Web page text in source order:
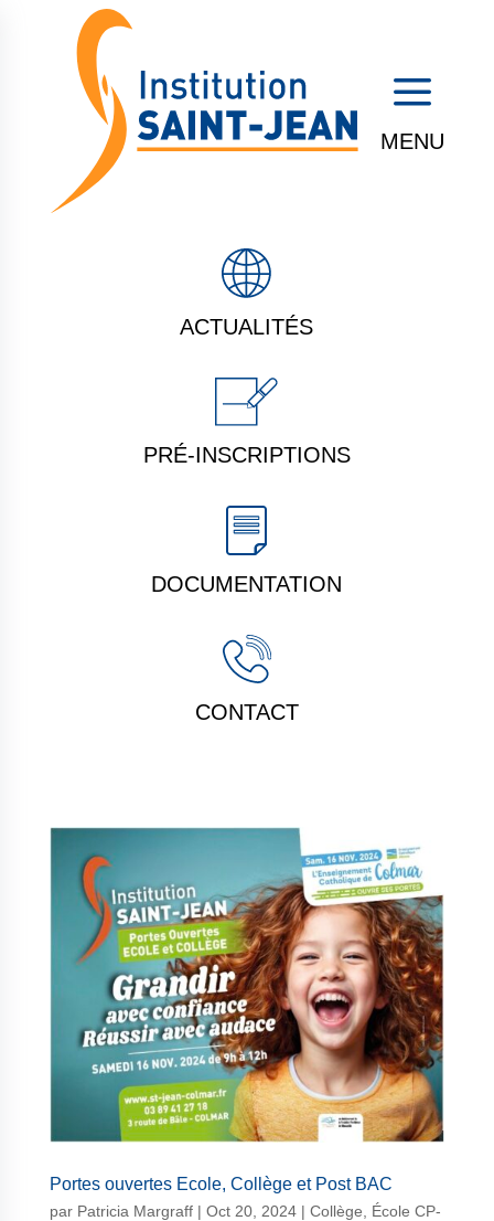
a
ACTUALITÉS
PRÉ-INSCRIPTIONS
DOCUMENTATION
CONTACT
Portes ouvertes Ecole, Collège et Post BAC
par Patricia Margraff| Oct 20, 2024| Collège, École CP-